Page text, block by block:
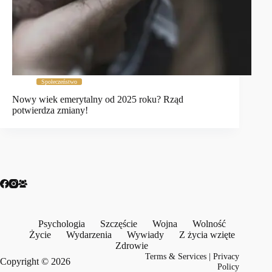
Społeczeństwo
Nowy wiek emerytalny od 2025 roku? Rząd
potwierdza zmiany!
Psychologia Szczęście Wojna
Wolność
Życie
Wydarzenia Wywiady
Z życia wzięte
Zdrowie
Copyright © 2026
Terms & Services |Privacy
Policy